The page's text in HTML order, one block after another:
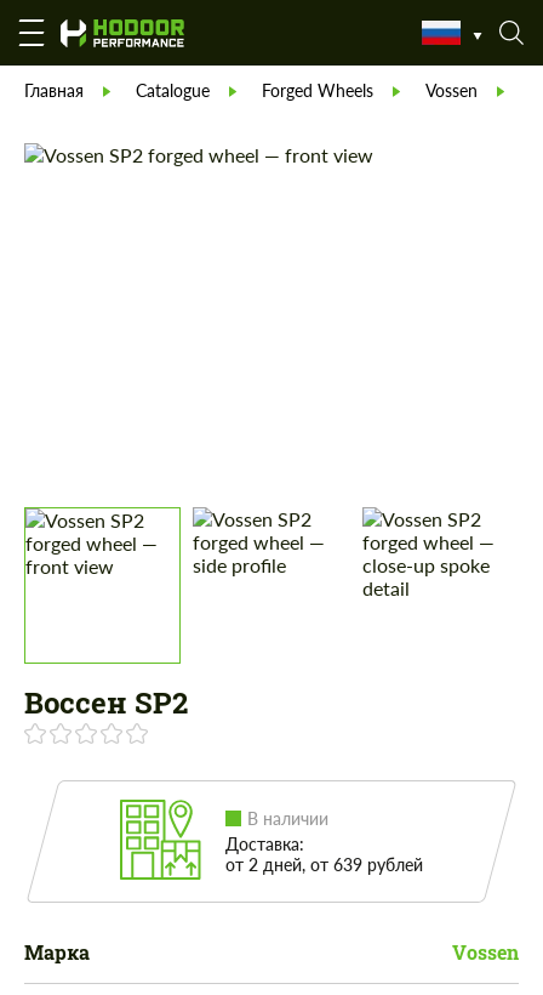
Главная Catalogue Forged Wheels Vossen
Воссен SP2
В наличии
Доставка:
от 2 дней, от 639 рублей
Марка Vossen